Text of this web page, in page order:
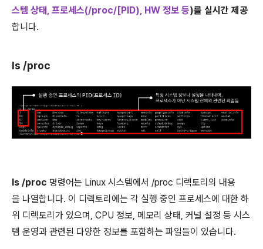
스템 상태, 프로세스(/proc/[PID), HW 정보 등)를 실시간 제공
합니다.
ls /proc
ls /proc 명령어는 Linux 시스템에서 /proc 디렉토리의 내용
을 나열합니다. 이 디렉토리에는 각 실행 중인 프로세스에 대한 하
위 디렉토리가 있으며, CPU 정보, 메모리 상태, 커널 설정 등 시스
템 운영과 관련된 다양한 정보를 포함하는 파일들이 있습니다.